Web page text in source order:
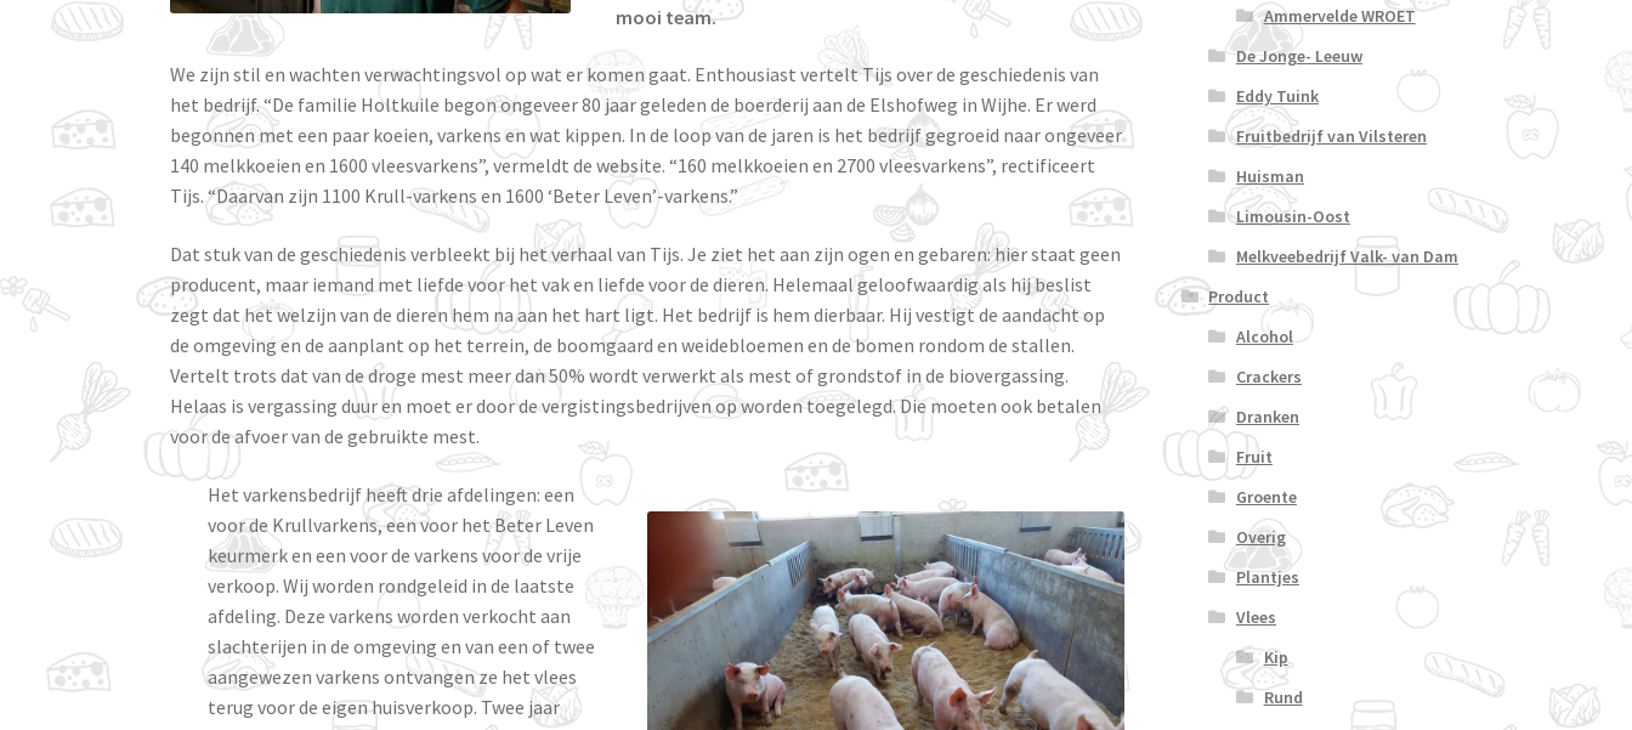
mooi team.
We zijn stil en wachten verwachtingsvol op wat er komen gaat. Enthousiast vertelt Tijs over de geschiedenis van
het bedrijf. “De familie Holtkuile begon ongeveer 80 jaar geleden de boerderij aan de Elshofweg in Wijhe. Er werd
begonnen met een paar koeien, varkens en wat kippen. In de loop van de jaren is het bedrijf gegroeid naar ongeveer
140 melkkoeien en 1600 vleesvarkens”, vermeldt de website. “160 melkkoeien en 2700 vleesvarkens”, rectificeert
Tijs. “Daarvan zijn 1100 Krull-varkens en 1600 ‘Beter Leven’-varkens.”
Dat stuk van de geschiedenis verbleekt bij het verhaal van Tijs. Je ziet het aan zijn ogen en gebaren: hier staat geen
producent, maar iemand met liefde voor het vak en liefde voor de dieren. Helemaal geloofwaardig als hij beslist
zegt dat het welzijn van de dieren hem na aan het hart ligt. Het bedrijf is hem dierbaar. Hij vestigt de aandacht op
de omgeving en de aanplant op het terrein, de boomgaard en weidebloemen en de bomen rondom de stallen.
Vertelt trots dat van de droge mest meer dan 50% wordt verwerkt als mest of grondstof in de biovergassing.
Helaas is vergassing duur en moet er door de vergistingsbedrijven op worden toegelegd. Die moeten ook betalen
voor de afvoer van de gebruikte mest.
Het varkensbedrijf heeft drie afdelingen: een
voor de Krullvarkens, een voor het Beter Leven
keurmerk en een voor de varkens voor de vrije
verkoop. Wij worden rondgeleid in de laatste
afdeling. Deze varkens worden verkocht aan
slachterijen in de omgeving en van een of twee
aangewezen varkens ontvangen ze het vlees
terug voor de eigen huisverkoop. Twee jaar
Ammervelde WROET
De Jonge- Leeuw
Eddy Tuink
Fruitbedrijf van Vilsteren
Huisman
Limousin-Oost
Melkveebedrijf Valk- van Dam
Product
Alcohol
Crackers
Dranken
Fruit
Groente
Overig
Plantjes
Vlees
Kip
Rund